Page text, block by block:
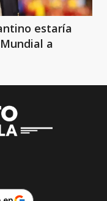
estaría
a